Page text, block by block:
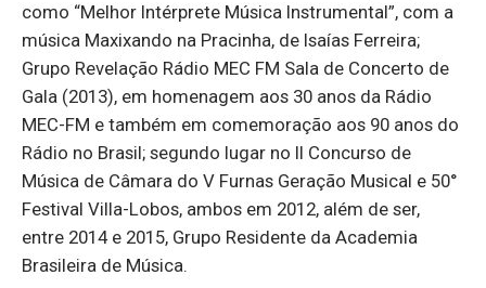
como “Melhor Intérprete Música Instrumental”, com a
música Maxixando na Pracinha, de Isaías Ferreira;
Grupo Revelação Rádio MEC FM Sala de Concerto de
Gala (2013), em homenagem aos 30 anos da Rádio
MEC-FM e também em comemoração aos 90 anos do
Rádio no Brasil; segundo lugar no II Concurso de
Música de Câmara do V Furnas Geração Musical e 50°
Festival Villa-Lobos, ambos em 2012, além de ser,
entre 2014 e 2015, Grupo Residente da Academia
Brasileira de Música.